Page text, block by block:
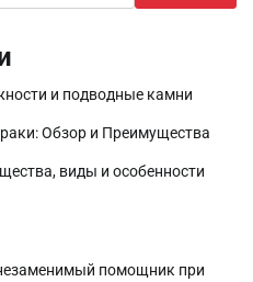
и подводные камни
Обзор и Преимущества
виды и особенности
помощник при